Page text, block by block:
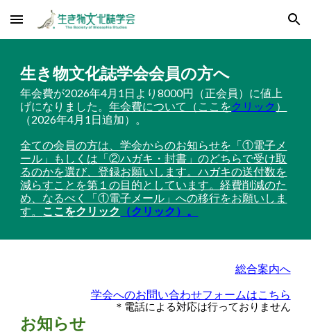
Skip to main content Skip to navigation
生き物文化誌学会会員の方へ
年会費が2026年4月1日より8000円（正会員）に値上
げになりました。年会費について（ここをクリック ）
（2026年4月1日追加）。
全ての会員の方は、学会からのお知らせを「①電子メ
ール」もしくは「②ハガキ・封書」のどちらで受け取
るのかを選び、登録お願いします。ハガキの送付数を
減らすことを第１の目的としています。経費削減のた
め、なるべく「①電子メール」への移行をお願いしま
す。 ここをクリック （クリック）。
総合案内へ
学会へのお問い合わせフォームはこちら
＊電話による対応は行っておりません
お知らせ